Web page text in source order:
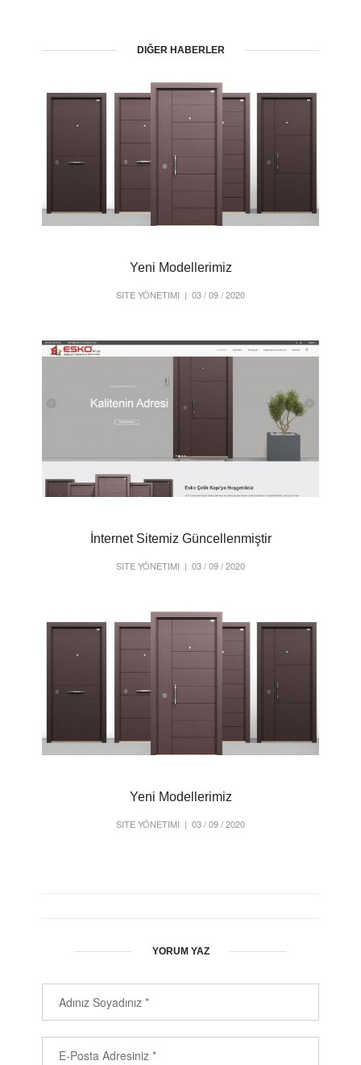
DIĞER HABERLER
Yeni Modellerimiz
SITE YÖNETIMI | 03 / 09 / 2020
İnternet Sitemiz Güncellenmiştir
SITE YÖNETIMI | 03 / 09 / 2020
Yeni Modellerimiz
SITE YÖNETIMI | 03 / 09 / 2020
YORUM YAZ